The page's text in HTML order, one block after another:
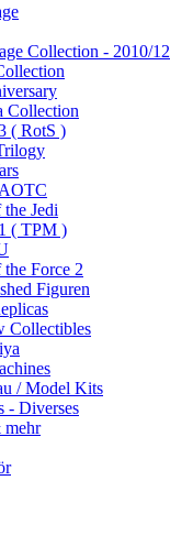
Collection - 2010/12
Collection
( RotS )
Jedi
( TPM )
Force 2
Figuren
Collectibles
/ Model Kits
- Diverses
mehr